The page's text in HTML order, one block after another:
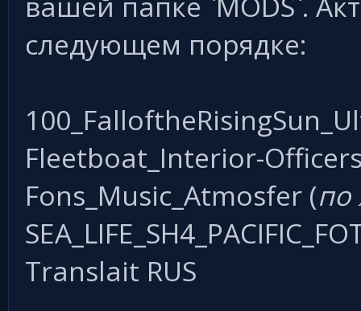
следующем порядке:
Fleetboat_Interior-
Fons_Music_Atmosfer (
Translait RUS